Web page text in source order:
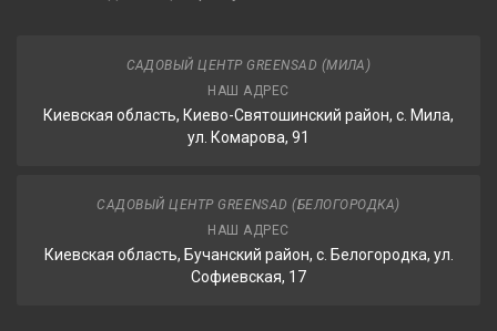
САДОВЫЙ ЦЕНТР GREENSAD (МИЛА)
НАШ АДРЕС
Киевская область, Киево-Святошинский район, с. Мила,
ул. Комарова, 91
САДОВЫЙ ЦЕНТР GREENSAD (БЕЛОГОРОДКА)
НАШ АДРЕС
Киевская область, Бучанский район, с. Белогородка, ул.
Софиевская, 17